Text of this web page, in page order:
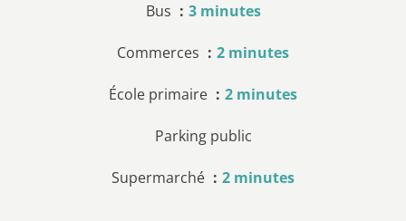
Bus 3 minutes
Commerces 2 minutes
École primaire 2 minutes
Parking public
Supermarché 2 minutes